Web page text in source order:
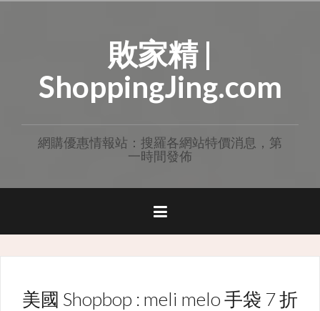
敗家精 |
ShoppingJing.com
網購優惠情報站：搜羅各網站特價消息，第
一時間發佈
美國 Shopbop : meli melo 手袋 7 折